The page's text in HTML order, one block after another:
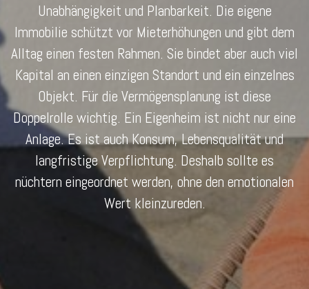
Unabhängigkeit und Planbarkeit. Die eigene
Immobilie schützt vor Mieterhöhungen und gibt dem
Alltag einen festen Rahmen. Sie bindet aber auch viel
Kapital an einen einzigen Standort und ein einzelnes
Objekt. Für die Vermögensplanung ist diese
Doppelrolle wichtig. Ein Eigenheim ist nicht nur eine
Anlage. Es ist auch Konsum, Lebensqualität und
langfristige Verpflichtung. Deshalb sollte es
nüchtern eingeordnet werden, ohne den emotionalen
Wert kleinzureden.